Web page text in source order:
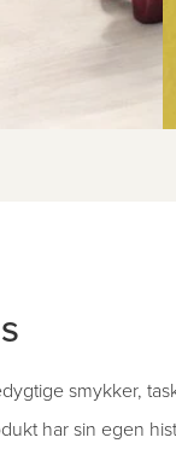
smykker,
har sin egen